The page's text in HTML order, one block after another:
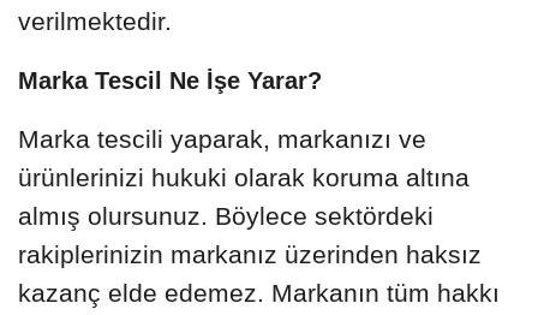
verilmektedir.
Marka Tescil Ne İşe Yarar?
Marka tescili yaparak, markanızı ve
ürünlerinizi hukuki olarak koruma altına
almış olursunuz. Böylece sektördeki
rakiplerinizin markanız üzerinden haksız
kazanç elde edemez. Markanın tüm hakkı